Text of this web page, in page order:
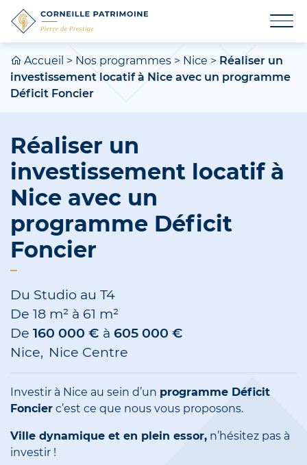
Accueil > Nos programmes> Nice > Réaliser un
investissement locatif à Nice avec un programme
Déficit Foncier
Réaliser un
investissement locatif à
Nice avec un
programme Déficit
Foncier
Du Studio au T4
De 18 m² à 61 m²
De 160 000 € à 605 000 €
Nice
Nice Centre
Investir à Nice au sein d’un programme Déficit
Foncier c’est ce que nous vous proposons.
Ville dynamique et en plein essor, n’hésitez pas à
investir !